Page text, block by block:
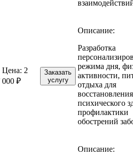
Цена: 2
000 ₽
Заказать
услугу
Описание:
Разработка
режима дня,
активности,
отдыха для
восстановления
психического
профилактики
обострений
Описание: